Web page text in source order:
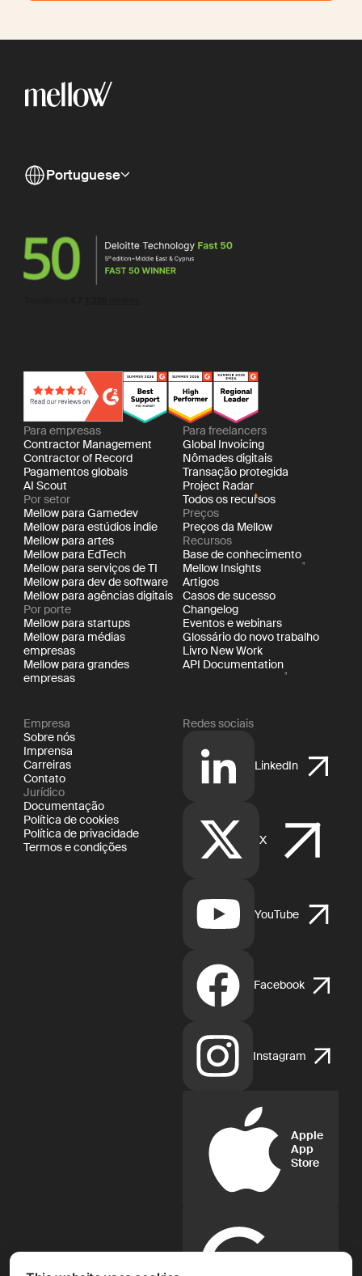
Portuguese
Para empresas
Contractor Management
Contractor of Record
Pagamentos globais
AI Scout
Por setor
Mellow para Gamedev
Mellow para estúdios indie
Mellow para artes
Mellow para EdTech
Mellow para serviços de TI
Mellow para dev de software
Mellow para agências digitais
Por porte
Mellow para startups
Mellow para médias
empresas
Mellow para grandes
empresas
Para freelancers
Global Invoicing
Nômades digitais
Transação protegida
Project Radar
Todos os recursos
Preços
Preços da Mellow
Recursos
Base de conhecimento
Mellow Insights
Artigos
Casos de sucesso
Changelog
Eventos e webinars
Glossário do novo trabalho
Livro New Work
API Documentation
Empresa
Sobre nós
Imprensa
Carreiras
Contato
Jurídico
Documentação
Política de cookies
Política de privacidade
Termos e condições
Redes sociais
LinkedIn
X
YouTube
Facebook
Instagram
Apple
App
Store
Google